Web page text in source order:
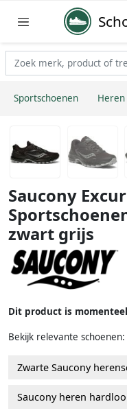
Sportschoenen
Saucony
zwart grijs
Dit product is
Bekijk relevante schoenen:
Zwarte Saucony
Saucony heren